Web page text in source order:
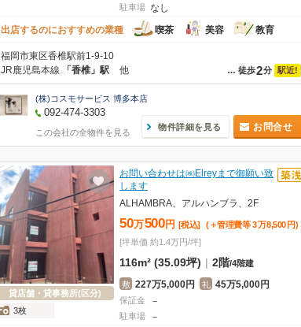
駐車場 なし
出店するのにおすすめの業種
喫茶 美容 教育
福岡市東区香椎駅前1-9-10
… 徒歩2分 駅近!
JR鹿児島本線 「香椎」駅 他
(株)コスモサービス 博多本店
092-474-3303
この会社の全物件を見る
物件詳細を見る お問合せ
貸店舗・貸事務所(区分)
3枚
お問い合わせは㈱Elreyまで御願い致
します
ALHAMBRA、アルハンブラ、2F
50万500 円 [税込] (＋管理費等 3万8,500 円)
[坪単価 約1.4万円/坪]
116m² (35.09坪) | 2階/4階建
敷 227万5,000円 礼 45万5,000円
保証金 －
駐車場
－